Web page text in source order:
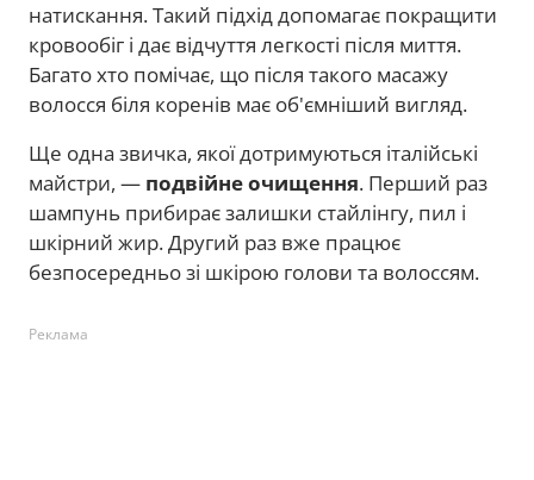
натискання. Такий підхід допомагає покращити
кровообіг і дає відчуття легкості після миття.
Багато хто помічає, що після такого масажу
волосся біля коренів має об'ємніший вигляд.
Ще одна звичка, якої дотримуються італійські
майстри, — подвійне очищення. Перший раз
шампунь прибирає залишки стайлінгу, пил і
шкірний жир. Другий раз вже працює
безпосередньо зі шкірою голови та волоссям.
Реклама